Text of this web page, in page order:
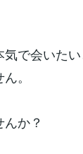
で会いた
。
か？